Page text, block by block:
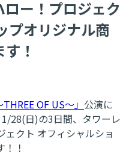
ー！プロジェク
プオリジナル商
！
OF US～」 公演に
28(日)の3日間、タワーレ
ェクト オフィシャルショ
！